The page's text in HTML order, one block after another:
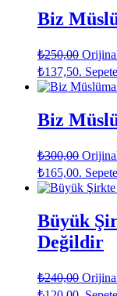
Biz
₺250,00
₺137,50.
Biz
₺300,00
₺165,00.
Büyük
Değildir
₺240,00